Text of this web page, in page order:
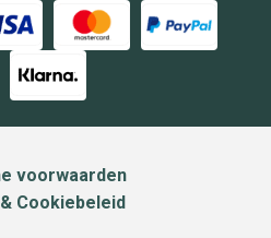
voorwaarden
Cookiebeleid